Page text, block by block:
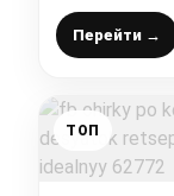
Перейти →
ТОП